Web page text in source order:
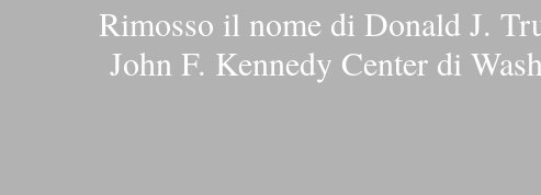
Rimosso il nome di Donald J.
John F. Kennedy Center di